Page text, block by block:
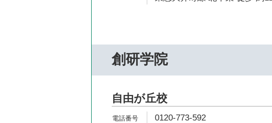
創研学院
自由が丘校
0120-773-592